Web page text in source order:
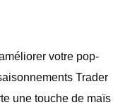
votre pop-
Trader
une touche de maïs